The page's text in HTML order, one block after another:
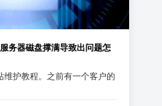
务器磁盘撑满导致出问题怎
维护教程。之前有一个客户的